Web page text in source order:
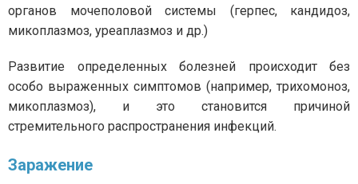
органов мочеполовой системы (герпес, кандидоз,
микоплазмоз, уреаплазмоз и др.)
Развитие определенных болезней происходит без
особо выраженных симптомов (например, трихомоноз,
микоплазмоз), и это становится причиной
стремительного распространения инфекций.
Заражение